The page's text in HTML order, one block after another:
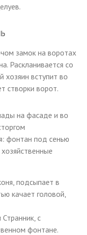
замок на воротах
Раскланивается со
хозяин вступит во
створки ворот.
на фасаде и во
фонтан под сенью
подсыпает в
качает головой,
с
фонтане.